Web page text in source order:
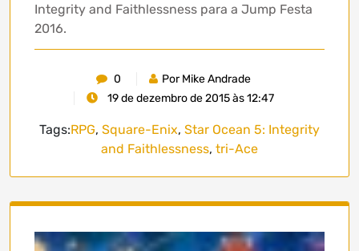
Integrity and Faithlessness para a Jump Festa
2016.
0
Por Mike Andrade
19 de dezembro de 2015 às 12:47
Tags:RPG, Square-Enix, Star Ocean 5: Integrity
and Faithlessness, tri-Ace